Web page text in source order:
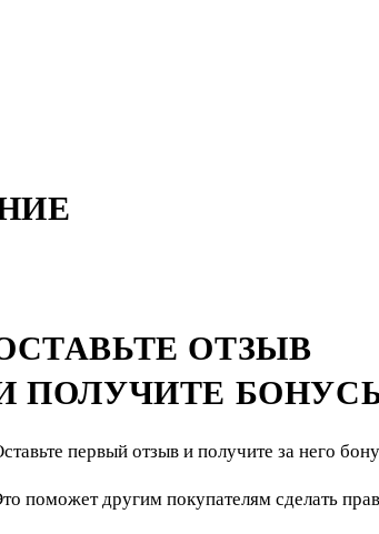
ОТЗЫВ
ПОЛУЧИТЕ
первый отзыв и получите за него
поможет другим покупателям сделать